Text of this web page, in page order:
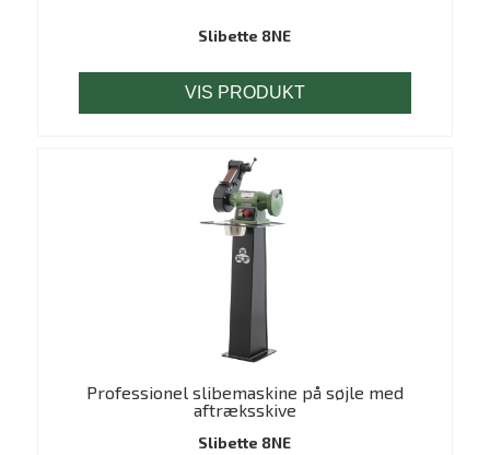
Slibette 8NE
VIS PRODUKT
Professionel slibemaskine på søjle med
aftræksskive
Slibette 8NE